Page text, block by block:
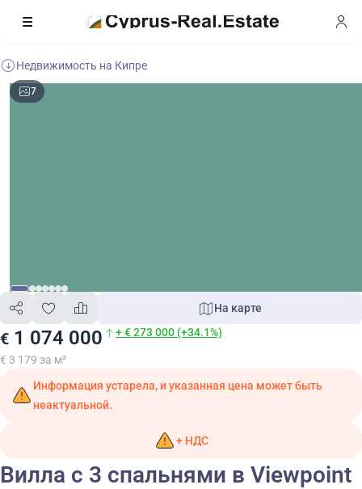
Недвижимость на Кипре
7
€ 1 074 000 + € 273 000 (+34.1%)
€ 3 179 за м²
На карте
Информация устарела, и указанная цена может быть
неактуальной.
+ НДС
Вилла с 3 спальнями в Viewpoint